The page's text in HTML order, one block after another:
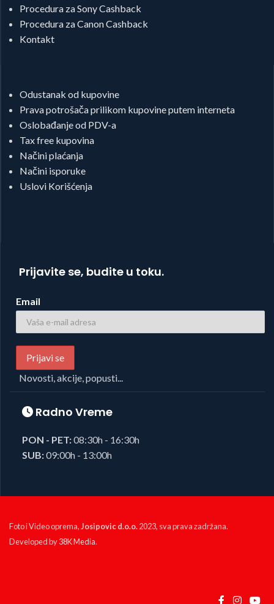
Procedura za Sony Cashback
Procedura za Canon Cashback
Kontakt
Odustanak od kupovine
Prava potrošača prilikom kupovine putem interneta
Oslobađanje od PDV-a
Tax free kupovina
Načini plaćanja
Načini isporuke
Uslovi Korišćenja
Prijavite se, budite u toku.
Email
Novosti, akcije, popusti...
Radno Vreme
PON - PET:08:30h - 16:30h
SUB:09:00h - 13:00h
Foto i Video oprema,Josipovic d.o.o.2023, sva prava zadržana.
Developed by38K Media.